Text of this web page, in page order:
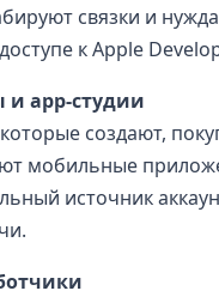
связки и
к Apple
и app-студии
создают,
мобильные
источник